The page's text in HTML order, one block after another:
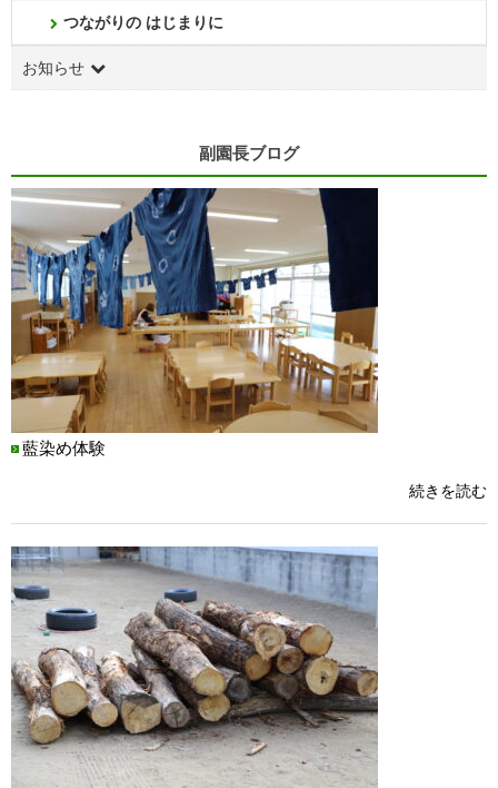
つながりの はじまりに
お知らせ
副園長ブログ
藍染め体験
続きを読む